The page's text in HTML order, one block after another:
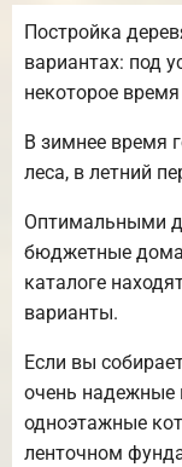
Постройка
вариантах: под
некоторое
В зимнее время
леса, в летний
Оптимальными
бюджетные
каталоге
варианты.
Если вы
очень надежные
одноэтажные
ленточном